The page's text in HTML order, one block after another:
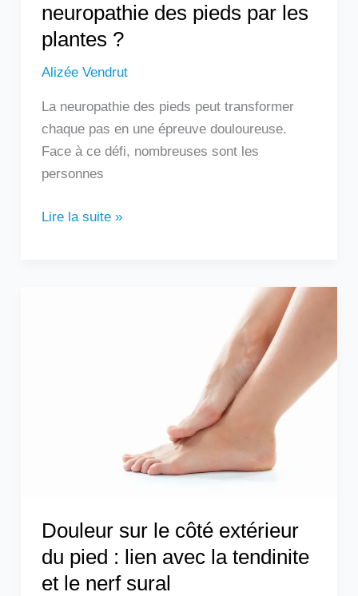
neuropathie des pieds par les
plantes ?
Alizée Vendrut
La neuropathie des pieds peut transformer
chaque pas en une épreuve douloureuse.
Face à ce défi, nombreuses sont les
personnes
Lire la suite »
Douleur sur le côté extérieur
du pied : lien avec la tendinite
et le nerf sural
la
tendinite
et
le